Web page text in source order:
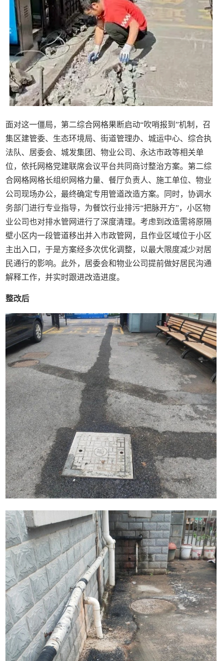
面对这一僵局，第二综合网格果断启动“吹哨报到”机制，召
集区建管委、生态环境局、街道管理办、城运中心、综合执
法队、居委会、城发集团、物业公司、永达市政等相关单
位，依托网格党建联席会议平台共同商讨整治方案。第二综
合网格网格长组织网格力量、餐厅负责人、施工单位、物业
公司现场办公，最终确定专用管道改造方案。同时，协调水
务部门进行专业指导，为餐饮行业排污“把脉开方”，小区物
业公司也对排水管网进行了深度清理。考虑到改造需将原隔
壁小区内一段管道移出并入市政管网，且作业区域位于小区
主出入口，于是方案经多次优化调整，以最大限度减少对居
民通行的影响。此外，居委会和物业公司提前做好居民沟通
解释工作，并实时跟进改造进度。
整改后